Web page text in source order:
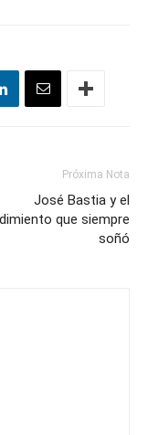
Próxima Nota
José Bastia y el
que siempre
soñó